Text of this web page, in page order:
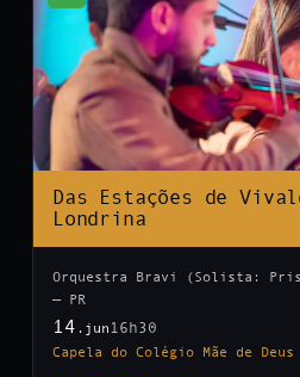
Das Estações de
Londrina
Orquestra Bravi (Solista:
— PR
14 .jun 16h30
Capela do Colégio Mãe de Deus